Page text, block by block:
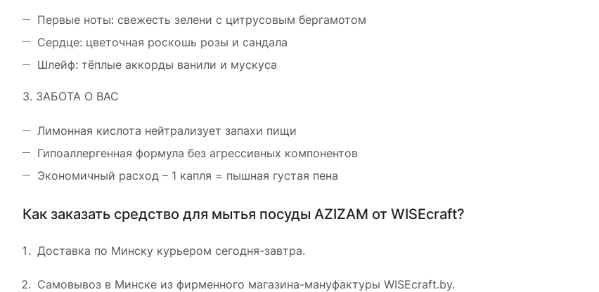
Первые ноты: свежесть зелени с цитрусовым бергамотом
Сердце: цветочная роскошь розы и сандала
Шлейф: тёплые аккорды ванили и мускуса
3. ЗАБОТА О ВАС
Лимонная кислота нейтрализует запахи пищи
Гипоаллергенная формула без агрессивных компонентов
Экономичный расход – 1 капля = пышная густая пена
Как заказать средство для мытья посуды AZIZAM от WISEcraft?
Доставка по Минску курьером сегодня-завтра.
Самовывоз в Минске из фирменного магазина-мануфактуры WISEcraft.by.